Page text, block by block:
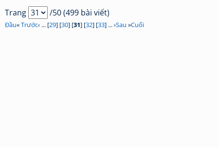
Trang /50 (499 bài viết)
Đầu«Trước‹ ... [29] [30] [31] [32] [33] ... ›Sau »Cuối